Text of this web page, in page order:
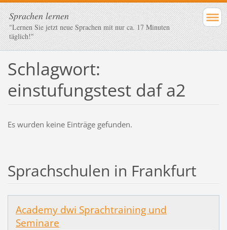
Sprachen lernen
"Lernen Sie jetzt neue Sprachen mit nur ca. 17 Minuten
täglich!"
Schlagwort:
einstufungstest daf a2
Es wurden keine Einträge gefunden.
Sprachschulen in Frankfurt
Academy dwi Sprachtraining und
Seminare